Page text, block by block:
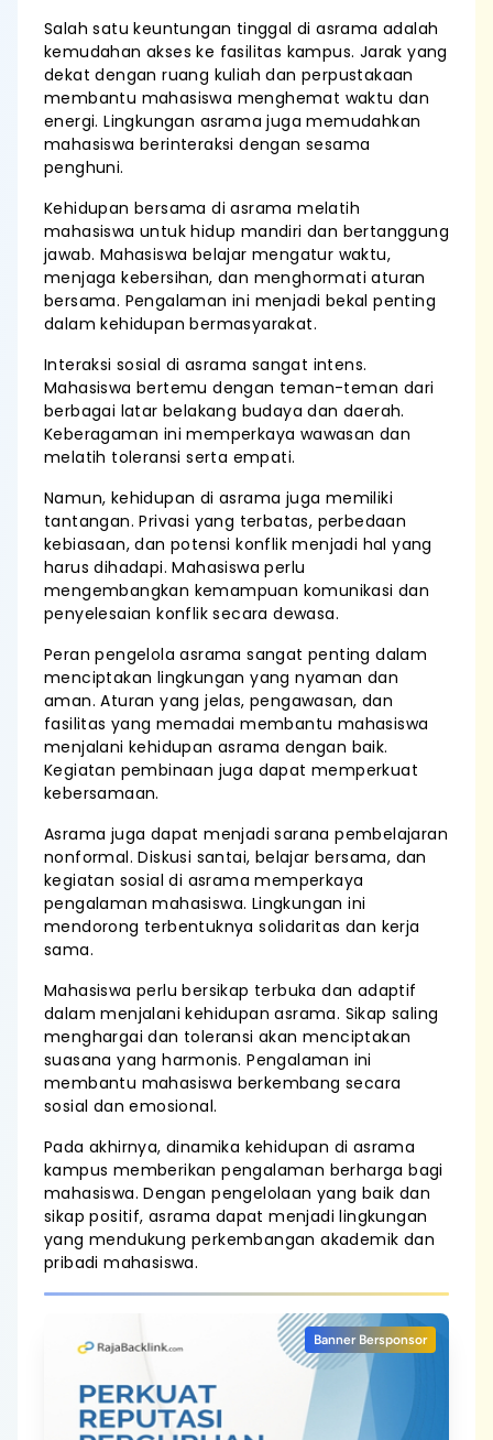
Salah satu keuntungan tinggal di asrama adalah
kemudahan akses ke fasilitas kampus. Jarak yang
dekat dengan ruang kuliah dan perpustakaan
membantu mahasiswa menghemat waktu dan
energi. Lingkungan asrama juga memudahkan
mahasiswa berinteraksi dengan sesama
penghuni.
Kehidupan bersama di asrama melatih
mahasiswa untuk hidup mandiri dan bertanggung
jawab. Mahasiswa belajar mengatur waktu,
menjaga kebersihan, dan menghormati aturan
bersama. Pengalaman ini menjadi bekal penting
dalam kehidupan bermasyarakat.
Interaksi sosial di asrama sangat intens.
Mahasiswa bertemu dengan teman-teman dari
berbagai latar belakang budaya dan daerah.
Keberagaman ini memperkaya wawasan dan
melatih toleransi serta empati.
Namun, kehidupan di asrama juga memiliki
tantangan. Privasi yang terbatas, perbedaan
kebiasaan, dan potensi konflik menjadi hal yang
harus dihadapi. Mahasiswa perlu
mengembangkan kemampuan komunikasi dan
penyelesaian konflik secara dewasa.
Peran pengelola asrama sangat penting dalam
menciptakan lingkungan yang nyaman dan
aman. Aturan yang jelas, pengawasan, dan
fasilitas yang memadai membantu mahasiswa
menjalani kehidupan asrama dengan baik.
Kegiatan pembinaan juga dapat memperkuat
kebersamaan.
Asrama juga dapat menjadi sarana pembelajaran
nonformal. Diskusi santai, belajar bersama, dan
kegiatan sosial di asrama memperkaya
pengalaman mahasiswa. Lingkungan ini
mendorong terbentuknya solidaritas dan kerja
sama.
Mahasiswa perlu bersikap terbuka dan adaptif
dalam menjalani kehidupan asrama. Sikap saling
menghargai dan toleransi akan menciptakan
suasana yang harmonis. Pengalaman ini
membantu mahasiswa berkembang secara
sosial dan emosional.
Pada akhirnya, dinamika kehidupan di asrama
kampus memberikan pengalaman berharga bagi
mahasiswa. Dengan pengelolaan yang baik dan
sikap positif, asrama dapat menjadi lingkungan
yang mendukung perkembangan akademik dan
pribadi mahasiswa.
Banner Bersponsor